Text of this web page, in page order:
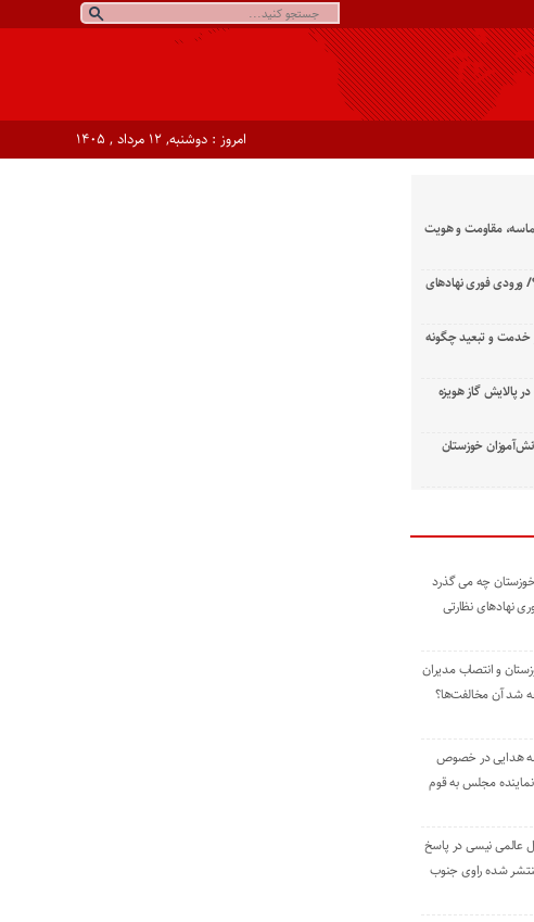
امروز : دوشنبه, ۱۲ مرداد , ۱۴۰۵
مقاومت و هویت
ورودی فوری نهادهای
خدمت و تبعید چگونه
پالایش گاز هویزه
به دانش‌آموزان خوزستان
چه می گذرد
نهادهای نظارتی
و انتصاب مدیران
شد آن مخالفت‌ها؟
هدایی در خصوص
مجلس به قوم
عالمی نیسی در پاسخ
شده راوی جنوب